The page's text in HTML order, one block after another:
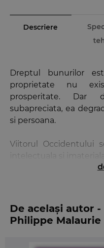
Descriere
Dreptul bunurilor
proprietate nu
prosperitate. Dar
subapreciata, ea
si persoana.
Viitorul Occidentului
si verbalism excesiv.
De același autor -
Philippe Malaurie